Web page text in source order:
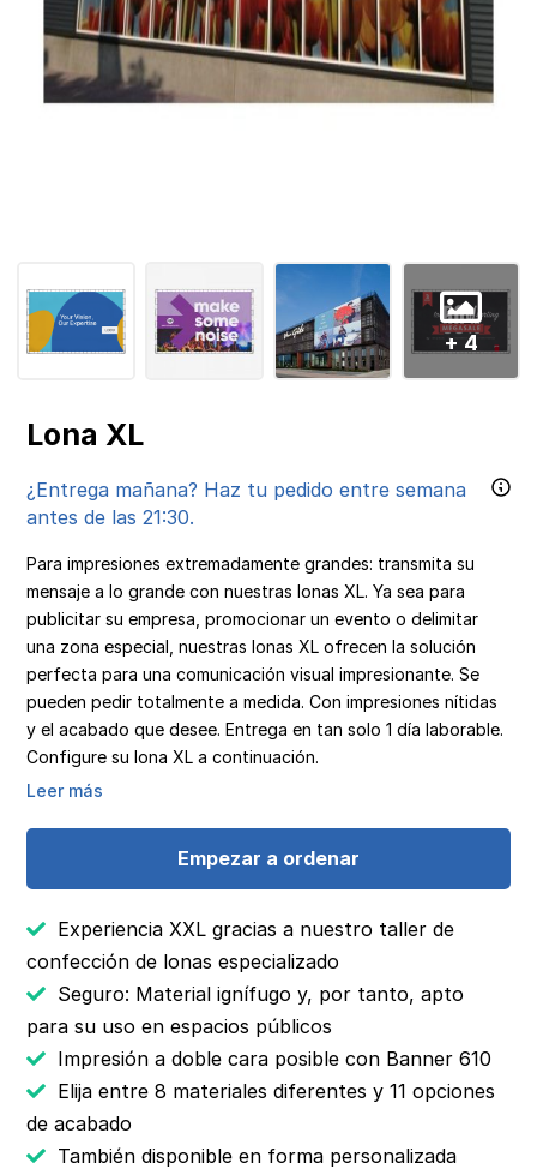
+ 4
Lona XL
¿Entrega mañana? Haz tu pedido entre semana
antes de las 21:30.
Para impresiones extremadamente grandes: transmita su
mensaje a lo grande con nuestras lonas XL. Ya sea para
publicitar su empresa, promocionar un evento o delimitar
una zona especial, nuestras lonas XL ofrecen la solución
perfecta para una comunicación visual impresionante. Se
pueden pedir totalmente a medida. Con impresiones nítidas
y el acabado que desee. Entrega en tan solo 1 día laborable.
Configure su lona XL a continuación.
Leer más
Empezar a ordenar
Experiencia XXL gracias a nuestro taller de
confección de lonas especializado
Seguro: Material ignífugo y, por tanto, apto
para su uso en espacios públicos
Impresión a doble cara posible con Banner 610
Elija entre 8 materiales diferentes y 11 opciones
de acabado
También disponible en forma personalizada